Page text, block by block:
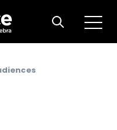
Open
Open search